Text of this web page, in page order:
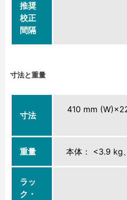
推奨
校正
間隔
寸法と重量
寸法
410 mm
重量 本体： <3.9 kg
ラッ
ク・